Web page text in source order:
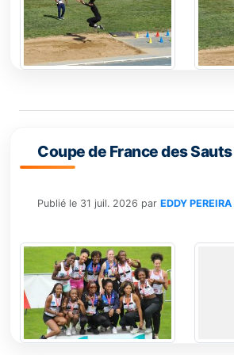
Coupe de France des
Publié le 31 juil. 2026 par EDDY